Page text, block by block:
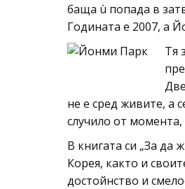
баща ù попада в
Годината е 2007, а
Тя
не е сред живите, а
случило от момента,
В книгата си „За да
Корея, както и
достойнство и